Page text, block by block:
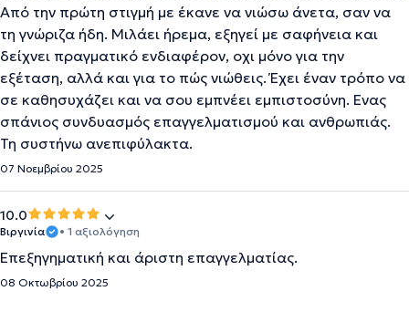
Από την πρώτη στιγμή με έκανε να νιώσω άνετα, σαν να
τη γνώριζα ήδη. Μιλάει ήρεμα, εξηγεί με σαφήνεια και
δείχνει πραγματικό ενδιαφέρον, οχι μόνο για την
εξέταση, αλλά και για το πώς νιώθεις. Έχει έναν τρόπο να
σε καθησυχάζει και να σου εμπνέει εμπιστοσύνη. Ενας
σπάνιος συνδυασμός επαγγελματισμού και ανθρωπιάς.
Τη συστήνω ανεπιφύλακτα.
07 Νοεμβρίου 2025
10.0
Βιργινία • 1 αξιολόγηση
Επεξηγηματική και άριστη επαγγελματίας.
08 Οκτωβρίου 2025